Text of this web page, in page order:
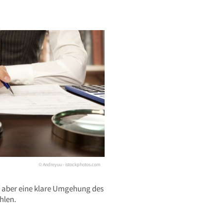
© Andreyuu - istockphotos.com
eine klare Umgehung des